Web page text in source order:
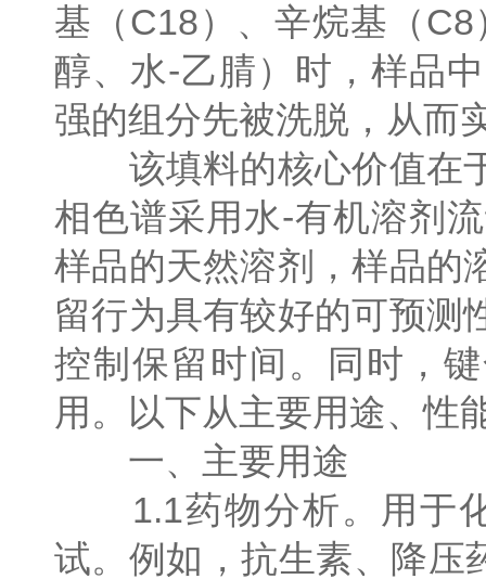
基（C18）、辛烷基（
醇、水-乙腈）时，样品
强的组分先被洗脱，从而
该填料的核心价值在于
相色谱采用水-有机溶剂
样品的天然溶剂，样品的
留行为具有较好的可预测
控制保留时间。同时，
用。以下从主要用途、性
一、主要用途
1.1药物分析。用于化
试。例如，抗生素、降压